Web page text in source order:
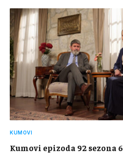
KUMOVI
Kumovi epizoda 92 sezona 6